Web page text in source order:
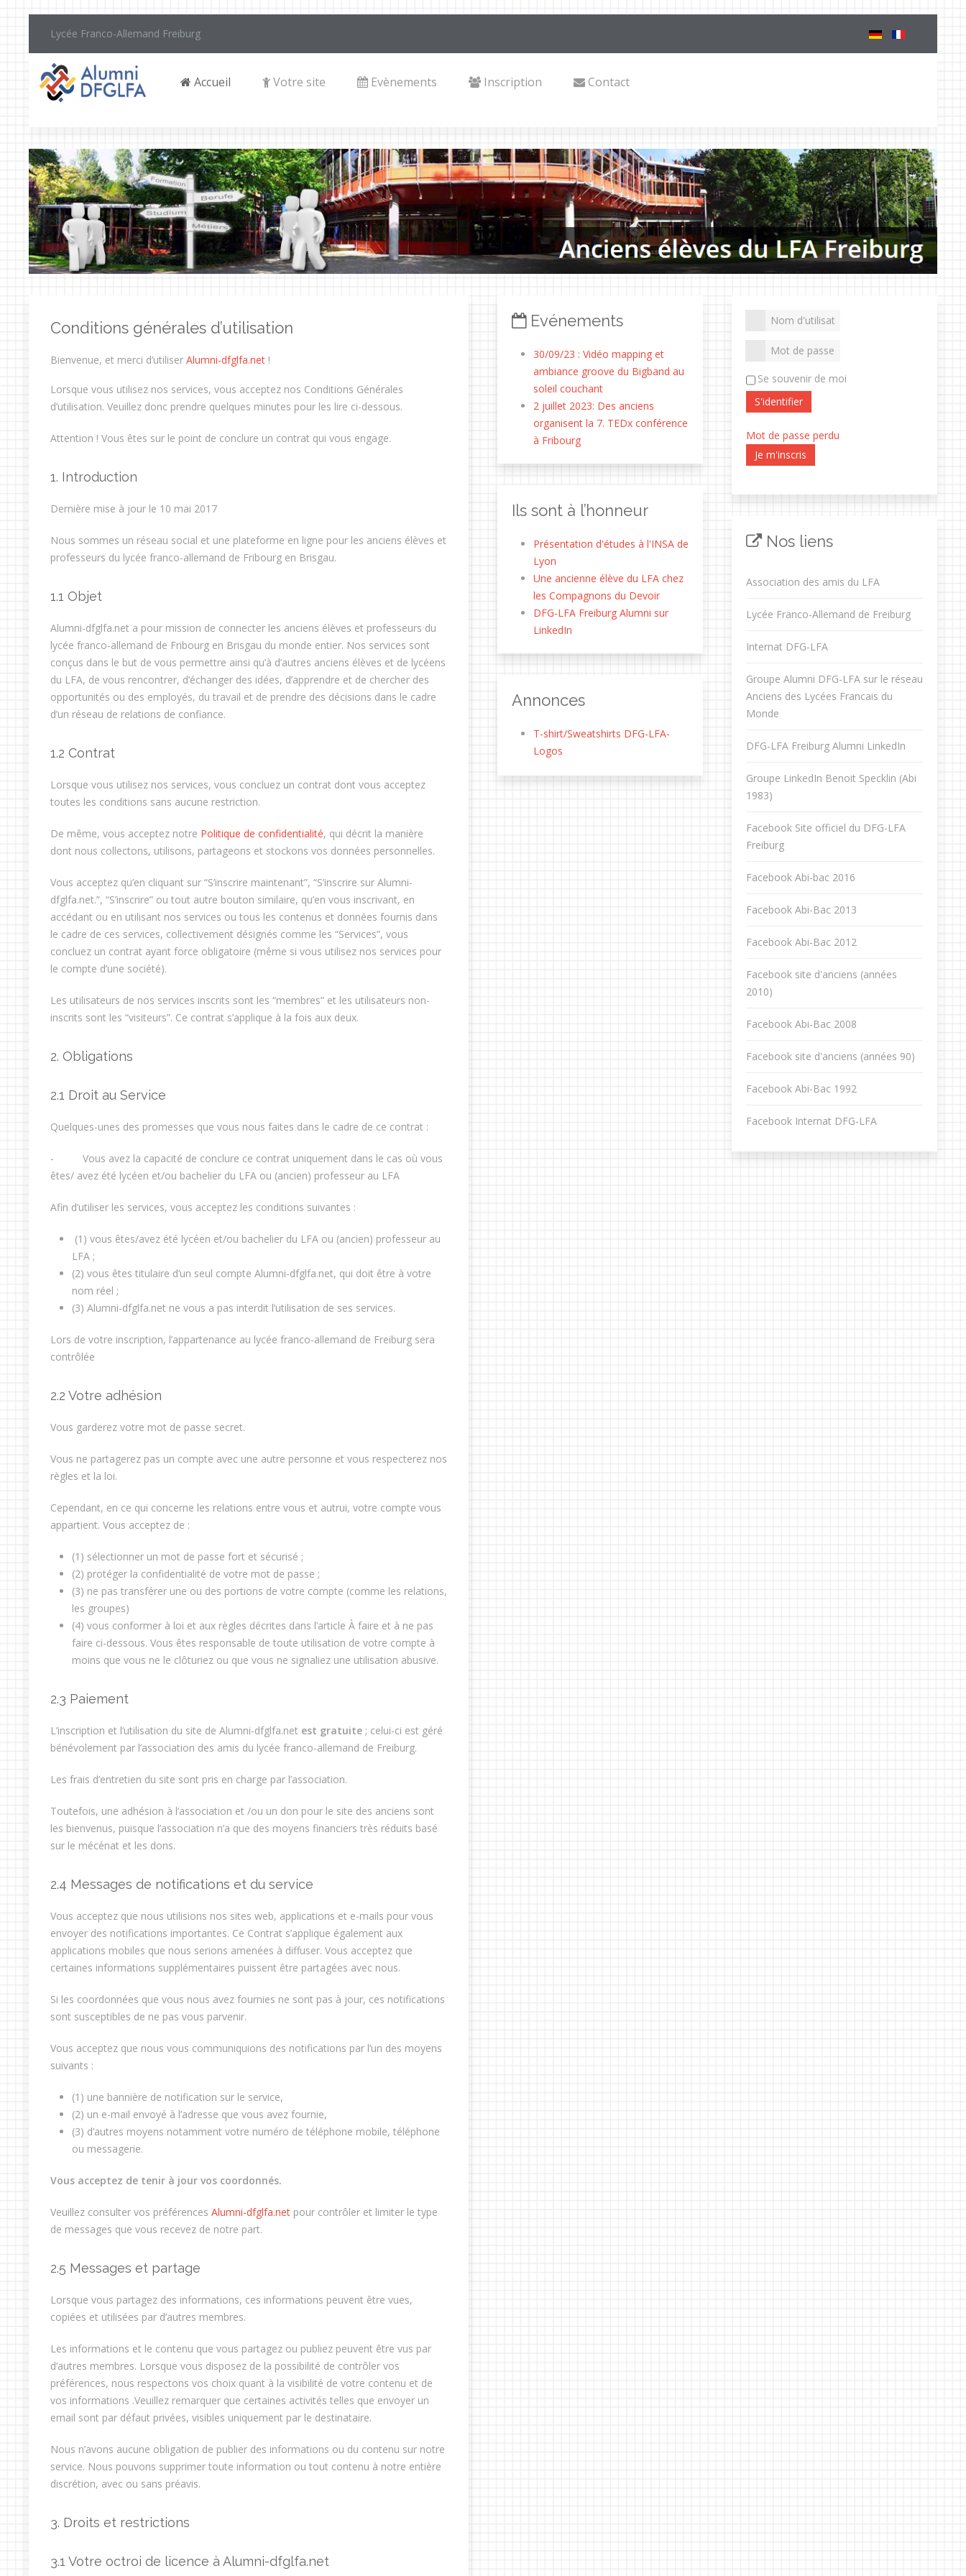
Lycée Franco-Allemand Freiburg
Accueil Votre site Evènements Inscription Contact
Conditions générales d’utilisation
Bienvenue, et merci d’utiliser Alumni-dfglfa.net !
Lorsque vous utilisez nos services, vous acceptez nos Conditions Générales
d’utilisation. Veuillez donc prendre quelques minutes pour les lire ci-dessous.
Attention ! Vous êtes sur le point de conclure un contrat qui vous engage.
1. Introduction
Dernière mise à jour le 10 mai 2017
Nous sommes un réseau social et une plateforme en ligne pour les anciens élèves et
professeurs du lycée franco-allemand de Fribourg en Brisgau.
1.1 Objet
Alumni-dfglfa.net a pour mission de connecter les anciens élèves et professeurs du
lycée franco-allemand de Fribourg en Brisgau du monde entier. Nos services sont
conçus dans le but de vous permettre ainsi qu’à d’autres anciens élèves et de lycéens
du LFA, de vous rencontrer, d’échanger des idées, d’apprendre et de chercher des
opportunités ou des employés, du travail et de prendre des décisions dans le cadre
d’un réseau de relations de confiance.
1.2 Contrat
Lorsque vous utilisez nos services, vous concluez un contrat dont vous acceptez
toutes les conditions sans aucune restriction.
De même, vous acceptez notre Politique de confidentialité, qui décrit la manière
dont nous collectons, utilisons, partageons et stockons vos données personnelles.
Vous acceptez qu’en cliquant sur “S’inscrire maintenant”, “S’inscrire sur Alumni-
dfglfa.net.”, “S’inscrire” ou tout autre bouton similaire, qu’en vous inscrivant, en
accédant ou en utilisant nos services ou tous les contenus et données fournis dans
le cadre de ces services, collectivement désignés comme les “Services”, vous
concluez un contrat ayant force obligatoire (même si vous utilisez nos services pour
le compte d’une société).
Les utilisateurs de nos services inscrits sont les “membres” et les utilisateurs non-
inscrits sont les “visiteurs”. Ce contrat s’applique à la fois aux deux.
2. Obligations
2.1 Droit au Service
Quelques-unes des promesses que vous nous faites dans le cadre de ce contrat :
- Vous avez la capacité de conclure ce contrat uniquement dans le cas où vous
êtes/ avez été lycéen et/ou bachelier du LFA ou (ancien) professeur au LFA
Afin d’utiliser les services, vous acceptez les conditions suivantes :
(1) vous êtes/avez été lycéen et/ou bachelier du LFA ou (ancien) professeur au
LFA ;
(2) vous êtes titulaire d’un seul compte Alumni-dfglfa.net, qui doit être à votre
nom réel ;
(3) Alumni-dfglfa.net ne vous a pas interdit l’utilisation de ses services.
Lors de votre inscription, l’appartenance au lycée franco-allemand de Freiburg sera
contrôlée
2.2 Votre adhésion
Vous garderez votre mot de passe secret.
Vous ne partagerez pas un compte avec une autre personne et vous respecterez nos
règles et la loi.
Cependant, en ce qui concerne les relations entre vous et autrui, votre compte vous
appartient. Vous acceptez de :
(1) sélectionner un mot de passe fort et sécurisé ;
(2) protéger la confidentialité de votre mot de passe ;
(3) ne pas transférer une ou des portions de votre compte (comme les relations,
les groupes)
(4) vous conformer à loi et aux règles décrites dans l’article À faire et à ne pas
faire ci-dessous. Vous êtes responsable de toute utilisation de votre compte à
moins que vous ne le clôturiez ou que vous ne signaliez une utilisation abusive.
2.3 Paiement
L’inscription et l’utilisation du site de Alumni-dfglfa.net est gratuite ; celui-ci est géré
bénévolement par l’association des amis du lycée franco-allemand de Freiburg.
Les frais d’entretien du site sont pris en charge par l’association.
Toutefois, une adhésion à l’association et /ou un don pour le site des anciens sont
les bienvenus, puisque l’association n’a que des moyens financiers très réduits basé
sur le mécénat et les dons.
2.4 Messages de notifications et du service
Vous acceptez que nous utilisions nos sites web, applications et e-mails pour vous
envoyer des notifications importantes. Ce Contrat s’applique également aux
applications mobiles que nous serions amenées à diffuser. Vous acceptez que
certaines informations supplémentaires puissent être partagées avec nous.
Si les coordonnées que vous nous avez fournies ne sont pas à jour, ces notifications
sont susceptibles de ne pas vous parvenir.
Vous acceptez que nous vous communiquions des notifications par l’un des moyens
suivants :
(1) une bannière de notification sur le service,
(2) un e-mail envoyé à l’adresse que vous avez fournie,
(3) d’autres moyens notamment votre numéro de téléphone mobile, téléphone
ou messagerie.
Vous acceptez de tenir à jour vos coordonnés.
Veuillez consulter vos préférences Alumni-dfglfa.net pour contrôler et limiter le type
de messages que vous recevez de notre part.
2.5 Messages et partage
Lorsque vous partagez des informations, ces informations peuvent être vues,
copiées et utilisées par d’autres membres.
Les informations et le contenu que vous partagez ou publiez peuvent être vus par
d’autres membres. Lorsque vous disposez de la possibilité de contrôler vos
préférences, nous respectons vos choix quant à la visibilité de votre contenu et de
vos informations .Veuillez remarquer que certaines activités telles que envoyer un
email sont par défaut privées, visibles uniquement par le destinataire.
Nous n’avons aucune obligation de publier des informations ou du contenu sur notre
service. Nous pouvons supprimer toute information ou tout contenu à notre entière
discrétion, avec ou sans préavis.
3. Droits et restrictions
3.1 Votre octroi de licence à Alumni-dfglfa.net
Evénements
30/09/23 : Vidéo mapping et
ambiance groove du Bigband au
soleil couchant
2 juillet 2023: Des anciens
organisent la 7. TEDx conférence
à Fribourg
Ils sont à l’honneur
Présentation d'études à l'INSA de
Lyon
Une ancienne élève du LFA chez
les Compagnons du Devoir
DFG-LFA Freiburg Alumni sur
LinkedIn
Annonces
T-shirt/Sweatshirts DFG-LFA-
Logos
Se souvenir de moi
S'identifier
Mot de passe perdu
Je m'inscris
Nos liens
Association des amis du LFA
Lycée Franco-Allemand de Freiburg
Internat DFG-LFA
Groupe Alumni DFG-LFA sur le réseau
Anciens des Lycées Francais du
Monde
DFG-LFA Freiburg Alumni LinkedIn
Groupe LinkedIn Benoit Specklin (Abi
1983)
Facebook Site officiel du DFG-LFA
Freiburg
Facebook Abi-bac 2016
Facebook Abi-Bac 2013
Facebook Abi-Bac 2012
Facebook site d'anciens (années
2010)
Facebook Abi-Bac 2008
Facebook site d'anciens (années 90)
Facebook Abi-Bac 1992
Facebook Internat DFG-LFA